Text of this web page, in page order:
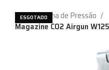
Início
Arma de Pressão
Magazine CO2 Airgun
ESGOTADO